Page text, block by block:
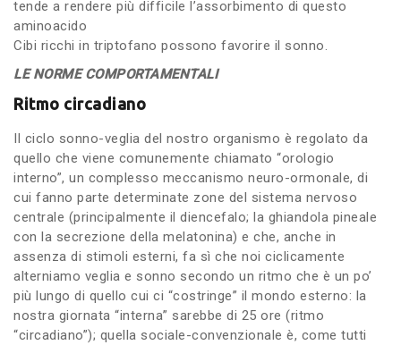
tende a rendere più difficile l’assorbimento di questo
aminoacido
Cibi ricchi in triptofano possono favorire il sonno.
LE NORME COMPORTAMENTALI
Ritmo circadiano
Il ciclo sonno-veglia del nostro organismo è regolato da
quello che viene comunemente chiamato “orologio
interno”, un complesso meccanismo neuro-ormonale, di
cui fanno parte determinate zone del sistema nervoso
centrale (principalmente il diencefalo; la ghiandola pineale
con la secrezione della melatonina) e che, anche in
assenza di stimoli esterni, fa sì che noi ciclicamente
alterniamo veglia e sonno secondo un ritmo che è un po’
più lungo di quello cui ci “costringe” il mondo esterno: la
nostra giornata “interna” sarebbe di 25 ore (ritmo
“circadiano”); quella sociale-convenzionale è, come tutti